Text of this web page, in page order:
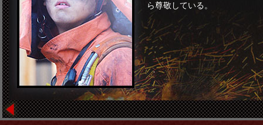
ら尊敬している。